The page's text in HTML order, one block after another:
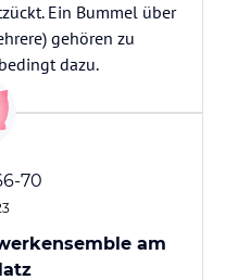
Ein Bummel über
gehören zu
dazu.
70
am